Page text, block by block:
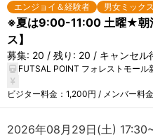
エンジョイ＆経験者 男女ミックス
※夏は9:00-11:00 土曜★朝
ス】
募集: 20 / 残り: 20 / キャンセル
FUTSAL POINT フォレストモール
ビジター料金：1,200円 / メンバー料
2026年08月29日(土)